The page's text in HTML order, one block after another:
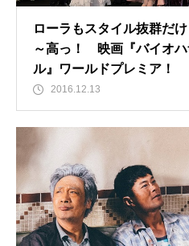
ローラもスタイル抜群だ
～高っ！ 映画『バイオ
ル』ワールドプレミア！
2016.12.13